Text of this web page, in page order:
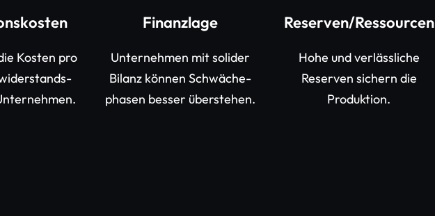
Kosten pro
Finanzlage
Unternehmen mit solider
Bilanz können Schwäche-
phasen besser überstehen.
Reserven/Ressourcen
Hohe und verlässliche
Reserven sichern die
Produktion.